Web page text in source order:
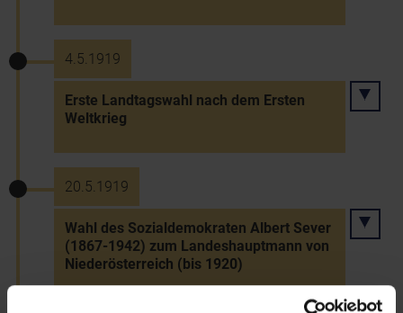
4.5.1919
Erste Landtagswahl nach dem Ersten
Weltkrieg
20.5.1919
Wahl des Sozialdemokraten Albert Sever
(1867-1942) zum Landeshauptmann von
Niederösterreich (bis 1920)